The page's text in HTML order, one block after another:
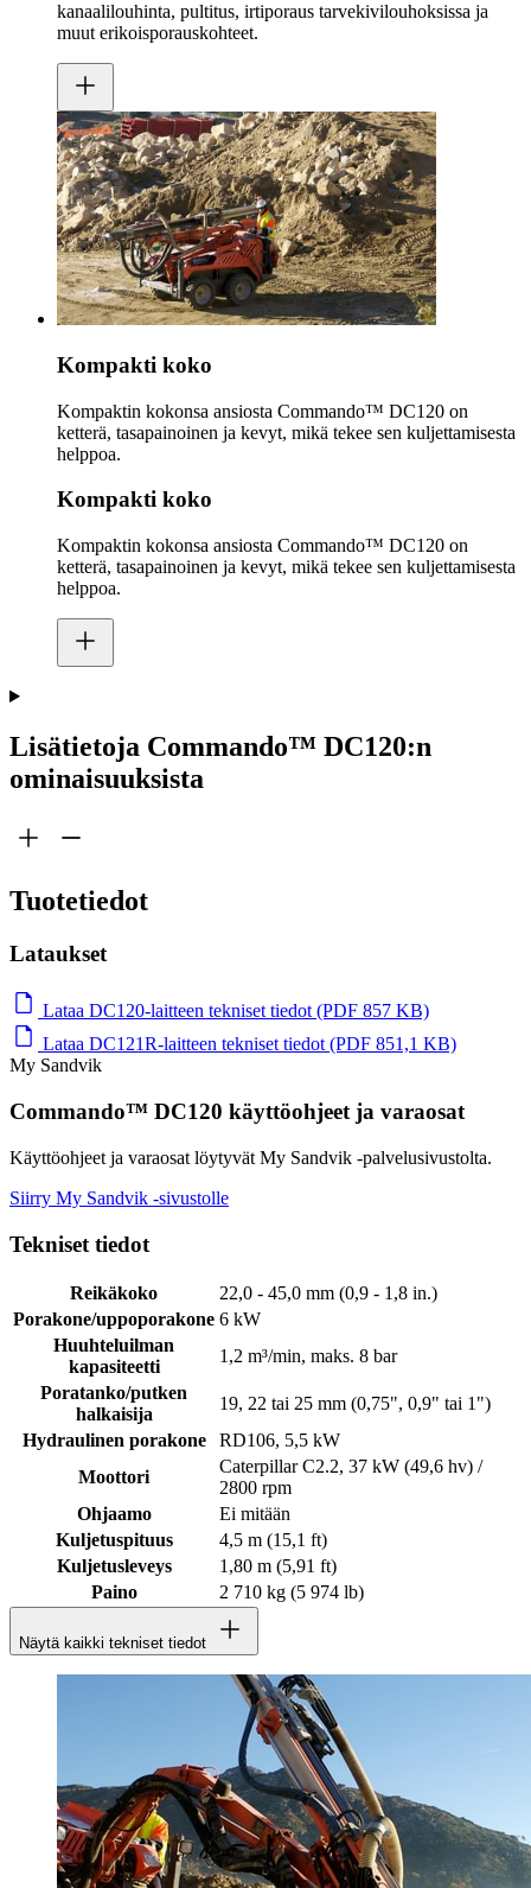
kanaalilouhinta, pultitus, irtiporaus tarvekivilouhoksissa ja
muut erikoisporauskohteet.
Kompakti koko
Kompaktin kokonsa ansiosta Commando™ DC120 on
ketterä, tasapainoinen ja kevyt, mikä tekee sen kuljettamisesta
helppoa.
Kompakti koko
Kompaktin kokonsa ansiosta Commando™ DC120 on
ketterä, tasapainoinen ja kevyt, mikä tekee sen kuljettamisesta
helppoa.
Lisätietoja Commando™ DC120:n
ominaisuuksista
Tuotetiedot
Lataukset
Lataa DC120-laitteen tekniset tiedot (PDF 857 KB)
Lataa DC121R-laitteen tekniset tiedot (PDF 851,1 KB)
My Sandvik
Commando™ DC120 käyttöohjeet ja varaosat
Käyttöohjeet ja varaosat löytyvät My Sandvik -palvelusivustolta.
Siirry My Sandvik -sivustolle
Tekniset tiedot
Reikäkoko
22,0 - 45,0 mm (0,9 - 1,8 in.)
Porakone/uppoporakone 6 kW
Huuhteluilman
kapasiteetti
1,2 m³/min, maks. 8 bar
Poratanko/putken
halkaisija
19, 22 tai 25 mm (0,75", 0,9" tai 1")
Hydraulinen porakone
RD106, 5,5 kW
Moottori
Caterpillar C2.2, 37 kW (49,6 hv) /
2800 rpm
Ohjaamo
Ei mitään
Kuljetuspituus
4,5 m (15,1 ft)
Kuljetusleveys
1,80 m (5,91 ft)
Paino
2 710 kg (5 974 lb)
Näytä kaikki tekniset tiedot